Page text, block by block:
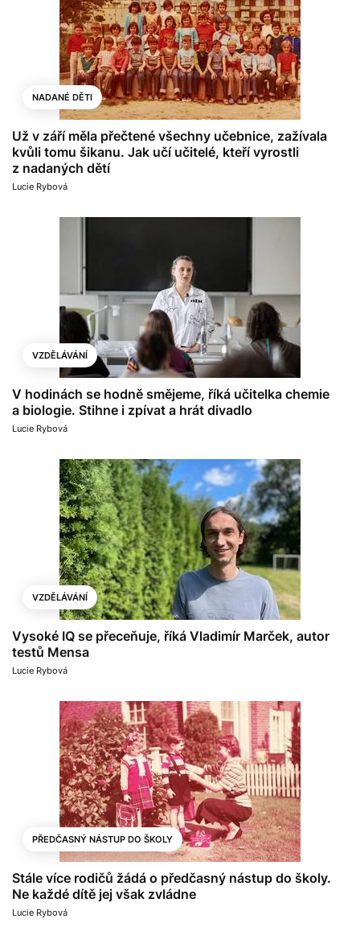
NADANÉ DĚTI
Už v září měla přečtené všechny učebnice, zažívala
kvůli tomu šikanu. Jak učí učitelé, kteří vyrostli
z nadaných dětí
Lucie Rybová
VZDĚLÁVÁNÍ
V hodinách se hodně smějeme, říká učitelka chemie
a biologie. Stihne i zpívat a hrát divadlo
Lucie Rybová
VZDĚLÁVÁNÍ
Vysoké IQ se přeceňuje, říká Vladimír Marček, autor
testů Mensa
Lucie Rybová
PŘEDČASNÝ NÁSTUP DO ŠKOLY
Stále více rodičů žádá o předčasný nástup do školy.
Ne každé dítě jej však zvládne
Lucie Rybová